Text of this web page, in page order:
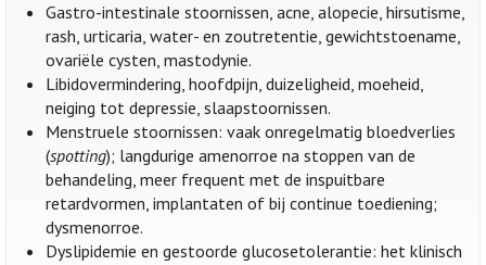
Gastro-intestinale stoornissen, acne, alopecie, hirsutisme,
rash, urticaria, water- en zoutretentie, gewichtstoename,
ovariële cysten, mastodynie.
Libidovermindering, hoofdpijn, duizeligheid, moeheid,
neiging tot depressie, slaapstoornissen.
Menstruele stoornissen: vaak onregelmatig bloedverlies
(spotting); langdurige amenorroe na stoppen van de
behandeling, meer frequent met de inspuitbare
retardvormen, implantaten of bij continue toediening;
dysmenorroe.
Dyslipidemie en gestoorde glucosetolerantie: het klinisch